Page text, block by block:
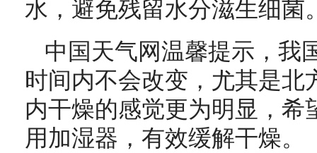
水，避免残留水分滋生细菌
中国天气网温馨提示，我
时间内不会改变，尤其是北
内干燥的感觉更为明显，希
用加湿器，有效缓解干燥。